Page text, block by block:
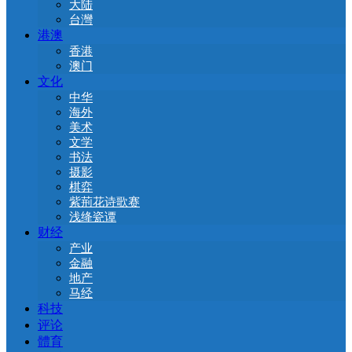
大陆
台灣
港澳
香港
澳门
文化
中华
海外
美术
文学
书法
摄影
棋弈
紫荊花诗歌赛
浅绛瓷谭
财经
产业
金融
地产
马经
科技
评论
體育